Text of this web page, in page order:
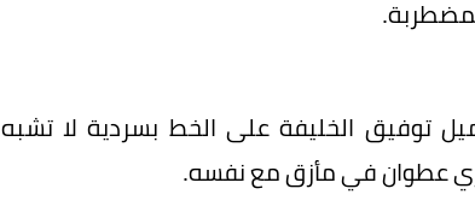
توفيق الخليفة على الخط بسردية لا تشبه
عطوان في مأزق مع نفسه.